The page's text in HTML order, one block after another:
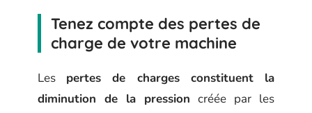
Tenez compte des pertes de
charge de votre machine
Les pertes de charges constituent la
diminution de la pression créée par les